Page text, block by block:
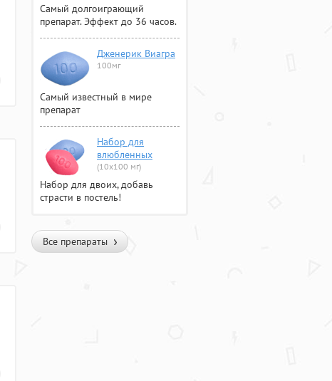
Самый долгоиграющий
препарат. Эффект до 36 часов.
Дженерик Виагра
100мг
Самый известный в мире
препарат
Набор для
влюбленных
(10х100 мг)
Набор для двоих, добавь
страсти в постель!
Все препараты